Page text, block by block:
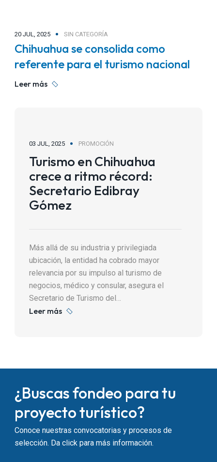
20 JUL, 2025 SIN CATEGORÍA
Chihuahua se consolida como
referente para el turismo nacional
Leer más
03 JUL, 2025 PROMOCIÓN
Turismo en Chihuahua
crece a ritmo récord:
Secretario Edibray
Gómez
Más allá de su industria y privilegiada
ubicación, la entidad ha cobrado mayor
relevancia por su impulso al turismo de
negocios, médico y consular, asegura el
Secretario de Turismo del…
Leer más
¿Buscas fondeo para tu
proyecto turístico?
Conoce nuestras convocatorias y procesos de
selección. Da click para más información.